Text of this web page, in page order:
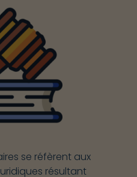
se réfèrent aux
résultant